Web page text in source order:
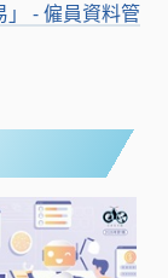
- 僱員資料管